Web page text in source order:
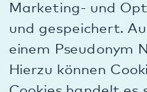
ausschließlich auf
verarbeitet. Kein
B.3.e.) Dauer der